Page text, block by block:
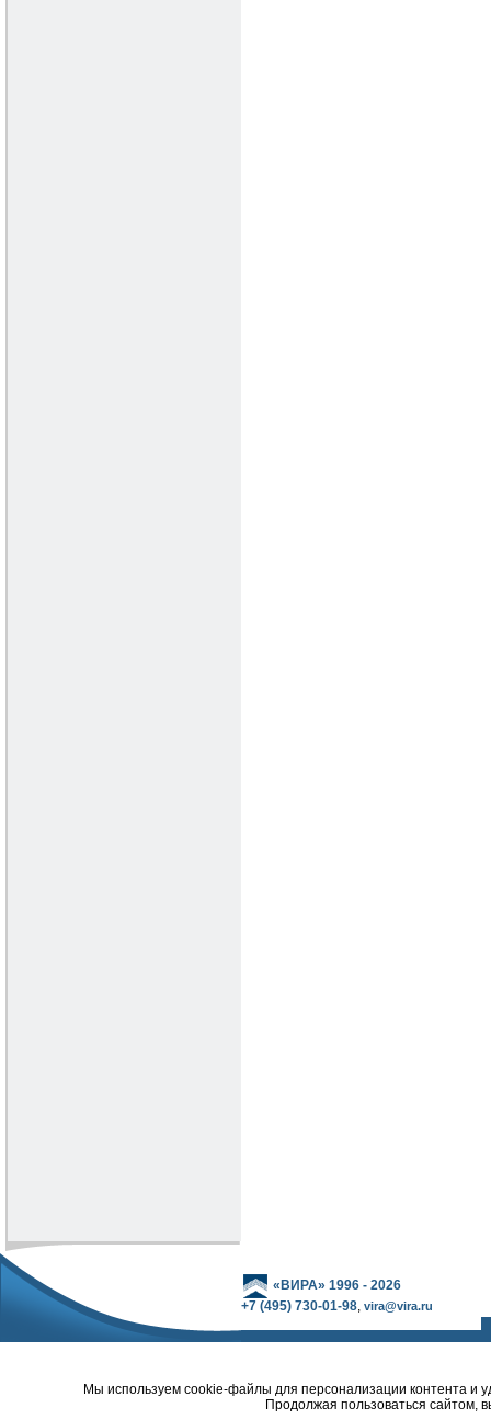
«ВИРА» 1996 - 2026
+7 (495) 730-01-98, vira@vira.ru
Мы используем cookie-файлы для персонализации контента и
Продолжая пользоваться сайтом,